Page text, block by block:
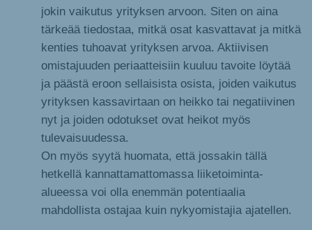
jokin vaikutus yrityksen arvoon. Siten on aina
tärkeää tiedostaa, mitkä osat kasvattavat ja mitkä
kenties tuhoavat yrityksen arvoa. Aktiivisen
omistajuuden periaatteisiin kuuluu tavoite löytää
ja päästä eroon sellaisista osista, joiden vaikutus
yrityksen kassavirtaan on heikko tai negatiivinen
nyt ja joiden odotukset ovat heikot myös
tulevaisuudessa.
On myös syytä huomata, että jossakin tällä
hetkellä kannattamattomassa liiketoiminta-
alueessa voi olla enemmän potentiaalia
mahdollista ostajaa kuin nykyomistajia ajatellen.